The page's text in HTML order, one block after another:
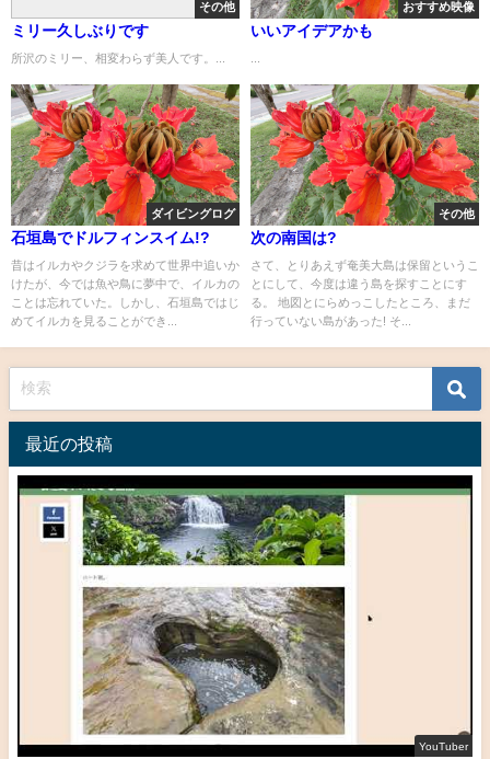
その他
ミリー久しぶりです
所沢のミリー、相変わらず美人です。...
おすすめ映像
いいアイデアかも
ダイビングログ
石垣島でドルフィンスイム!?
昔はイルカやクジラを求めて世界中追いか
けたが、今では魚や鳥に夢中で、イルカの
ことは忘れていた。しかし、石垣島ではじ
めてイルカを見ることができ...
その他
次の南国は?
さて、とりあえず奄美大島は保留というこ
とにして、今度は違う島を探すことにす
る。 地図とにらめっこしたところ、まだ
行っていない島があった! そ...
最近の投稿
YouTuber